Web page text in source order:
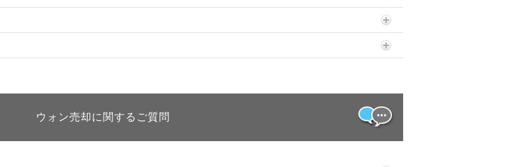
ウォン売却に関するご質問